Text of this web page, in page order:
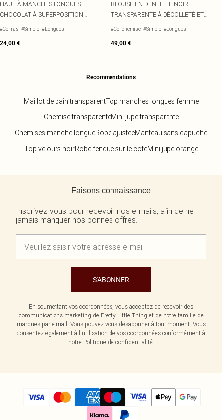
HAUT À MANCHES LONGUES
CHOCOLAT À SUPERPOSITION
TRANSPARENTE DOUCE AU TOUCHER
#Col ras #Simple #Longues
24,00 €
BLOUSE EN DENTELLE NOIRE
TRANSPARENTE À DÉCOLLETÉ ET
MANCHES BOUFFANTES
#Col chemise #Simple #Longues
49,00 €
Recommendations
Maillot de bain transparentTop manches longues femme
Chemise transparenteMini jupe transparente
Chemises manche longueRobe ajusteeManteau sans capuche
Top velours noirRobe fendue sur le coteMini jupe orange
Faisons connaissance
Inscrivez-vous pour recevoir nos e-mails, afin de ne
jamais manquer nos bonnes offres.
S'ABONNER
En soumettant vos coordonnées, vous acceptez de recevoir des
communications marketing de Pretty Little Thing et de notre famille de
marquespar e-mail. Vous pouvez vous désabonner à tout moment. Vous
consentez également à l'utilisation de vos coordonnées conformément à
notre Politique de confidentialité.